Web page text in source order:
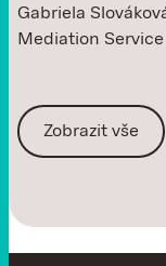
Gabriela
Mediation
Zobrazit vše